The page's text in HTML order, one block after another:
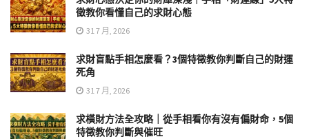
徵教你看懂自己的求財心態
31 7 月, 2026
求財盲點手相怎麼看？3個特徵教你判斷自己的財運
死角
31 7 月, 2026
求橫財方法全攻略｜從手相看你有沒有偏財命，5個
特徵教你判斷與催旺